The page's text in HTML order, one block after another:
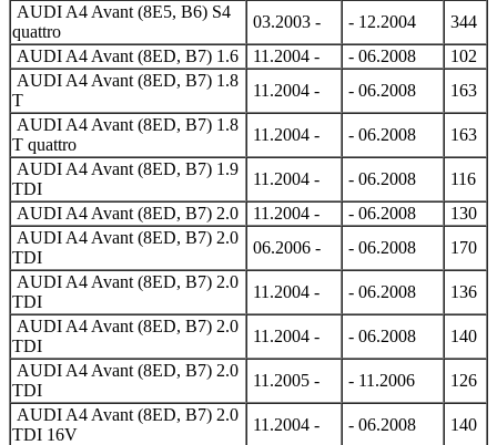
AUDI A4 Avant (8E5, B6) S4
quattro
03.2003 - - 12.2004
344
AUDI A4 Avant (8ED, B7) 1.6
11.2004 - - 06.2008
102
AUDI A4 Avant (8ED, B7) 1.8
T
11.2004 - - 06.2008
163
AUDI A4 Avant (8ED, B7) 1.8
T quattro
11.2004 - - 06.2008
163
AUDI A4 Avant (8ED, B7) 1.9
TDI
11.2004 - - 06.2008
116
AUDI A4 Avant (8ED, B7) 2.0
11.2004 - - 06.2008
130
AUDI A4 Avant (8ED, B7) 2.0
TDI
06.2006 - - 06.2008
170
AUDI A4 Avant (8ED, B7) 2.0
TDI
11.2004 - - 06.2008
136
AUDI A4 Avant (8ED, B7) 2.0
TDI
11.2004 - - 06.2008
140
AUDI A4 Avant (8ED, B7) 2.0
TDI
11.2005 - - 11.2006
126
AUDI A4 Avant (8ED, B7) 2.0
TDI 16V
11.2004 - - 06.2008
140